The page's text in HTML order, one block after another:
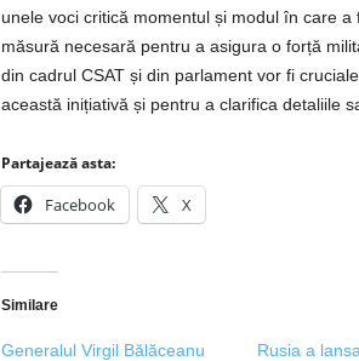
unele voci critică momentul și modul în care
măsură necesară pentru a asigura o forță
din cadrul CSAT și din parlament vor fi
această inițiativă și pentru a clarifica detaliile
Partajează asta:
Facebook X
Similare
Generalul Virgil Bălăceanu
Rusia a